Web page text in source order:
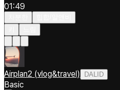
01:49
Airplan2 (vlog&travel) DALID
Basic